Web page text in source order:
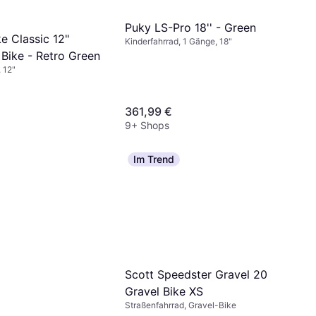
Classic 12"
- Retro Green
12"
Puky LS-Pro 18'' - Green
Kinderfahrrad, 1 Gänge, 18"
361,99 €
9+ Shops
Im Trend
Scott Speedster Gravel 20
Gravel Bike XS
Straßenfahrrad, Gravel-Bike